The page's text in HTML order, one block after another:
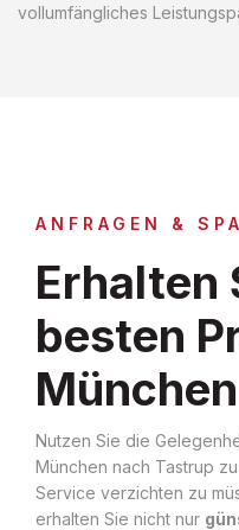
vollumfängliches
ANFRAGEN &
Erhalten
besten
München
Nutzen Sie die
München nach Tastrup
Service verzichten zu
erhalten Sie nicht nur